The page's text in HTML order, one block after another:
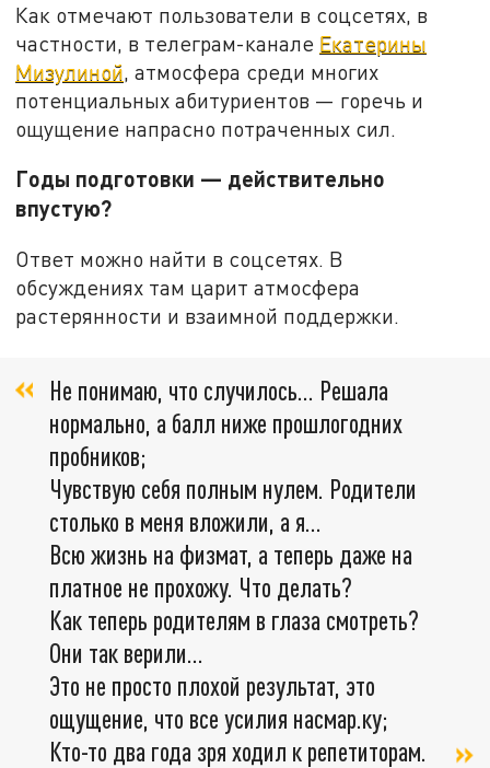
Как отмечают пользователи в соцсетях, в
частности, в телеграм-канале Екатерины
Мизулиной, атмосфера среди многих
потенциальных абитуриентов — горечь и
ощущение напрасно потраченных сил.
Годы подготовки — действительно
впустую?
Ответ можно найти в соцсетях. В
обсуждениях там царит атмосфера
растерянности и взаимной поддержки.
Не понимаю, что случилось... Решала
нормально, а балл ниже прошлогодних
пробников;
Чувствую себя полным нулем. Родители
столько в меня вложили, а я...
Всю жизнь на физмат, а теперь даже на
платное не прохожу. Что делать?
Как теперь родителям в глаза смотреть?
Они так верили...
Это не просто плохой результат, это
ощущение, что все усилия насмар.ку;
Кто-то два года зря ходил к репетиторам.